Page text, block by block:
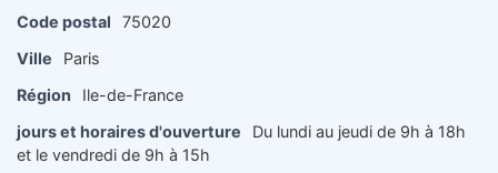
Code postal
75020
Ville
Paris
Région
Ile-de-France
jours et horaires d'ouverture
Du lundi au jeudi de 9h à 18h
et le vendredi de 9h à 15h